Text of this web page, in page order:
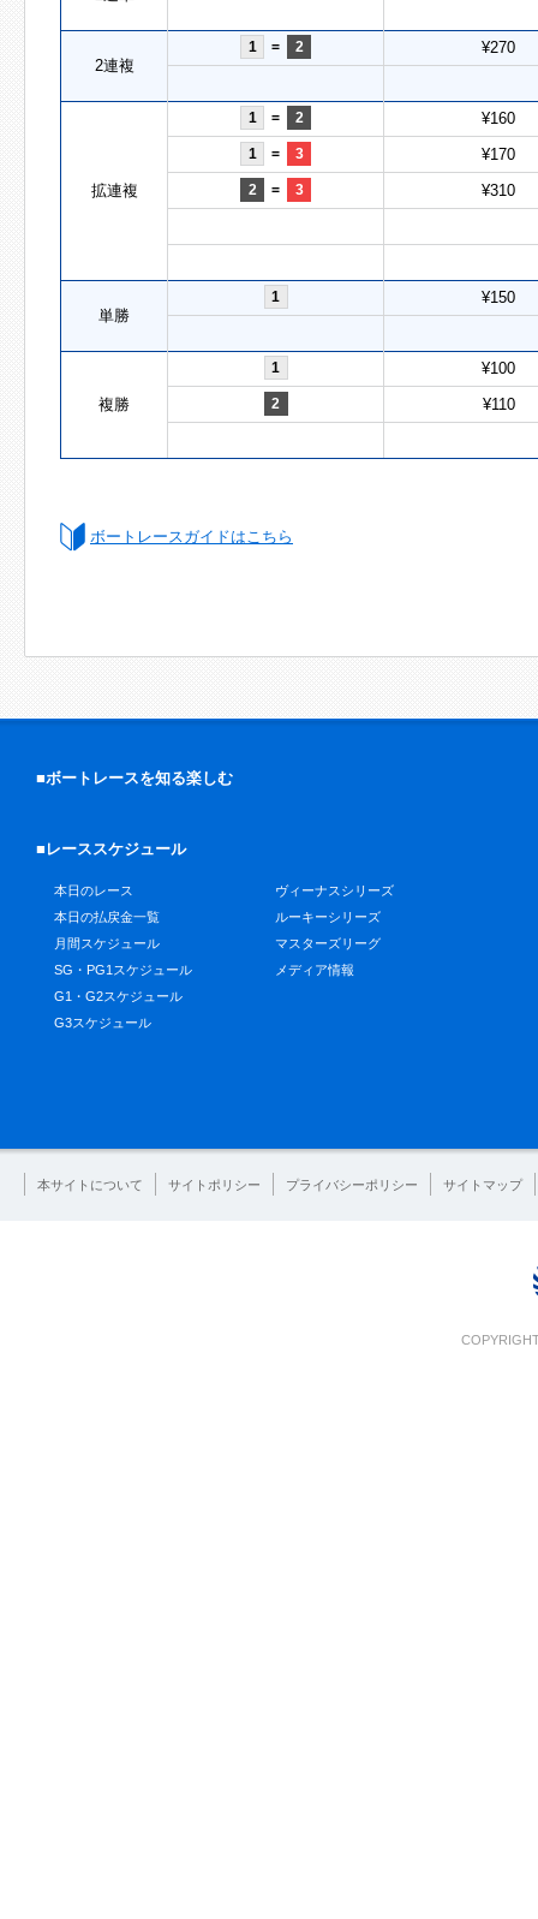
2連複
1 = 2 ¥270
拡連複
1 = 2 ¥160
1 = 3 ¥170
2 = 3 ¥310
単勝
1 ¥150
複勝
1 ¥100
2 ¥110
ボートレースガイドはこちら
■ボートレースを知る楽しむ
■レーススケジュール
本日のレース
本日の払戻金一覧
月間スケジュール
SG・PG1スケジュール
G1・G2スケジュール
G3スケジュール
ヴィーナスシリーズ
ルーキーシリーズ
マスターズリーグ
メディア情報
本サイトについて サイトポリシー プライバシーポリシー サイトマップ